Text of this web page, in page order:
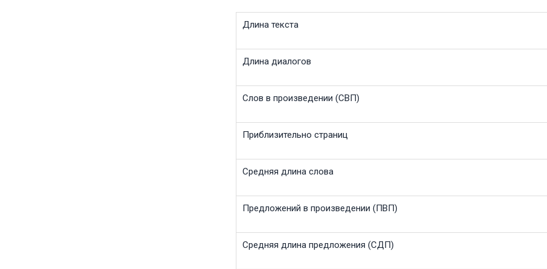
Длина текста
Длина диалогов
Слов в произведении (СВП)
Приблизительно страниц
Средняя длина слова
Предложений в произведении (ПВП)
Средняя длина предложения (СДП)